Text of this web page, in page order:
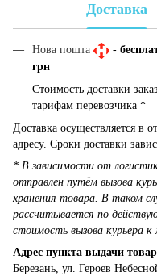
Доставка
Нова пошта -
грн
Стоимость доставки
тарифам перевозчика *
Доставка осуществляется в
адресу. Сроки доставки
* В зависимости от
отправлен путём вызова
хранения товара. В таком
рассчитывается по
стоимость вызова курьера
Адрес пункта выдачи
Березань, ул. Героев